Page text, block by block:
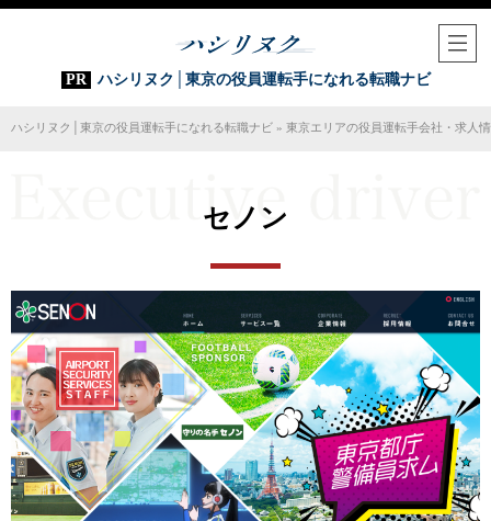
ハシリヌク│東京の役員運転手になれる転職ナビ
ハシリヌク│東京の役員運転手になれる転職ナビ » 東京エリアの役員運転手会社・求人
セノン